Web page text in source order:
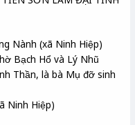
Nành (xã Ninh Hiệp)
Bạch Hổ và Lý Nhũ
Thần, là bà Mụ đỡ sinh
Ninh Hiệp)